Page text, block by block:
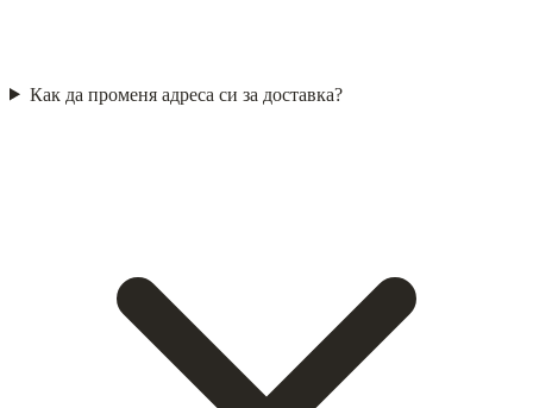
Как да променя адреса си за доставка?